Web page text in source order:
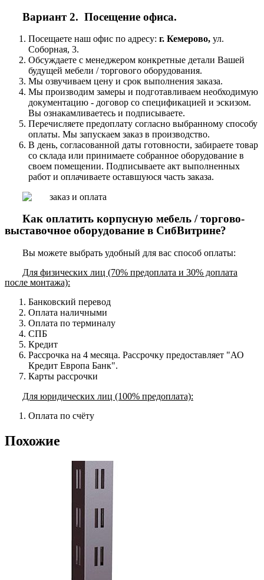
Вариант 2. Посещение офиса.
Посещаете наш офис по адресу: г. Кемерово, ул.
Соборная, 3.
Обсуждаете с менеджером конкретные детали Вашей
будущей мебели / торгового оборудования.
Мы озвучиваем цену и срок выполнения заказа.
Мы производим замеры и подготавливаем необходимую
документацию - договор со спецификацией и эскизом.
Вы ознакамливаетесь и подписываете.
Перечисляете предоплату согласно выбранному способу
оплаты. Мы запускаем заказ в производство.
В день, согласованной даты готовности, забираете товар
со склада или принимаете собранное оборудование в
своем помещении. Подписываете акт выполненных
работ и оплачиваете оставшуюся часть заказа.
Как оплатить корпусную мебель / торгово-
выставочное оборудование в СибВитрине?
Вы можете выбрать удобный для вас способ оплаты:
Для физических лиц (70% предоплата и 30% доплата
после монтажа):
Банковский перевод
Оплата наличными
Оплата по терминалу
СПБ
Кредит
Рассрочка на 4 месяца. Рассрочку предоставляет "АО
Кредит Европа Банк".
Карты рассрочки
Для юридических лиц (100% предоплата):
Оплата по счёту
Похожие